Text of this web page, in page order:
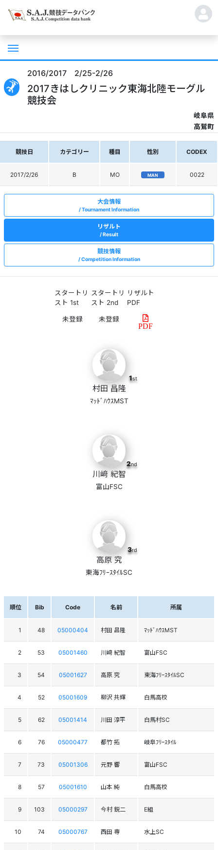
2016/2017 2/25-2/26
2017きはしクリニック東海北陸モーグル
競技会
岐阜県
高鷲町
競技日 カテゴリー 種目 性別 CODEX
2017/2/26 B MO MAN 0022
大会情報
Tournament Information
リザルト
Result
競技情報
Competition Information
スタートリ
スト 1st
スタートリ
スト 2nd
リザルト
PDF
PDF
1st
村田 昌隆
ﾏｯﾄﾞﾊｳｽMST
2nd
川﨑 紀智
富山FSC
3rd
高原 究
東海ﾌﾘｰｽﾀｲﾙSC
順位 Bib Code 名前 所属
1 48 05000404 村田 昌隆 ﾏｯﾄﾞﾊｳｽMST
2 53 05001460 川﨑 紀智 富山FSC
3 54 05001627 高原 究 東海ﾌﾘｰｽﾀｲﾙSC
4 52 05001609 柳沢 共輝 白馬高校
5 62 05001414 川田 淳平 白馬村SC
6 76 05000477 都竹 拓 岐阜ﾌﾘｰｽﾀｲﾙ
7 73 05001306 元野 響 富山FSC
8 57 05001610 山本 純 白馬高校
9 103 05000297 今村 鋭二 E組
10 74 05000767 西田 専 水上SC